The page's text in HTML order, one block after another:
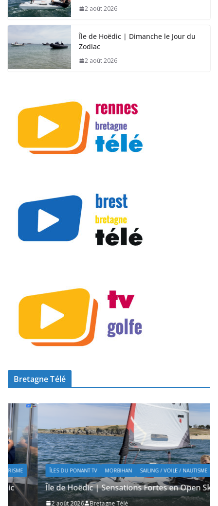
2 août 2026
Île de Hoëdic | Dimanche le Jour du
Zodiac
2 août 2026
Bretagne Télé
ÎLES DU PONANT TV MORBIHAN SAILING / VOILE / NAUTISME
Île de Hoëdic | Sensations Fortes en Open Skiff
2 août 2026 Bretagne Télé